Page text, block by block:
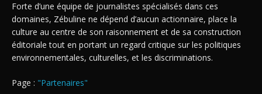
Forte d’une équipe de journalistes spécialisés dans ces
domaines, Zébuline ne dépend d’aucun actionnaire, place la
culture au centre de son raisonnement et de sa construction
éditoriale tout en portant un regard critique sur les politiques
environnementales, culturelles, et les discriminations.
Page : "Partenaires"